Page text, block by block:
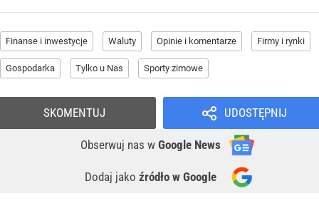
Finanse i inwestycje Waluty Opinie i komentarze Firmy i rynki
Gospodarka Tylko u Nas Sporty zimowe
UDOSTĘPNIJ
Obserwuj nas w Google News
Dodaj jako źródło w Google
SKOMENTUJ